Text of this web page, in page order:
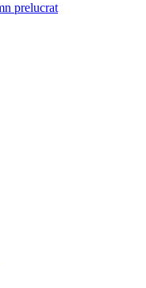
prelucrat